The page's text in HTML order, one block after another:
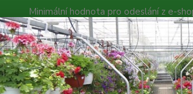
Minimální hodnota pro odeslání z e-
můžete čekat nejpozději v následujícím
Poradna Kontakty
Hledat